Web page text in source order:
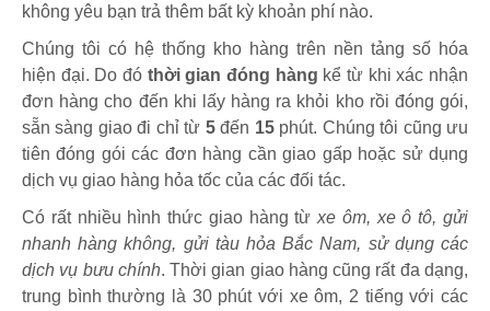
không yêu bạn trả thêm bất kỳ khoản phí nào.
Chúng tôi có hệ thống kho hàng trên nền tảng số hóa
hiện đại. Do đó thời gian đóng hàng kể từ khi xác nhận
đơn hàng cho đến khi lấy hàng ra khỏi kho rồi đóng gói,
sẵn sàng giao đi chỉ từ 5đến 15 phút. Chúng tôi cũng ưu
tiên đóng gói các đơn hàng cần giao gấp hoặc sử dụng
dịch vụ giao hàng hỏa tốc của các đối tác.
Có rất nhiều hình thức giao hàng từxe ôm, xe ô tô, gửi
nhanh hàng không, gửi tàu hỏa Bắc Nam, sử dụng các
dịch vụ bưu chính. Thời gian giao hàng cũng rất đa dạng,
trung bình thường là 30 phút với xe ôm, 2 tiếng với các